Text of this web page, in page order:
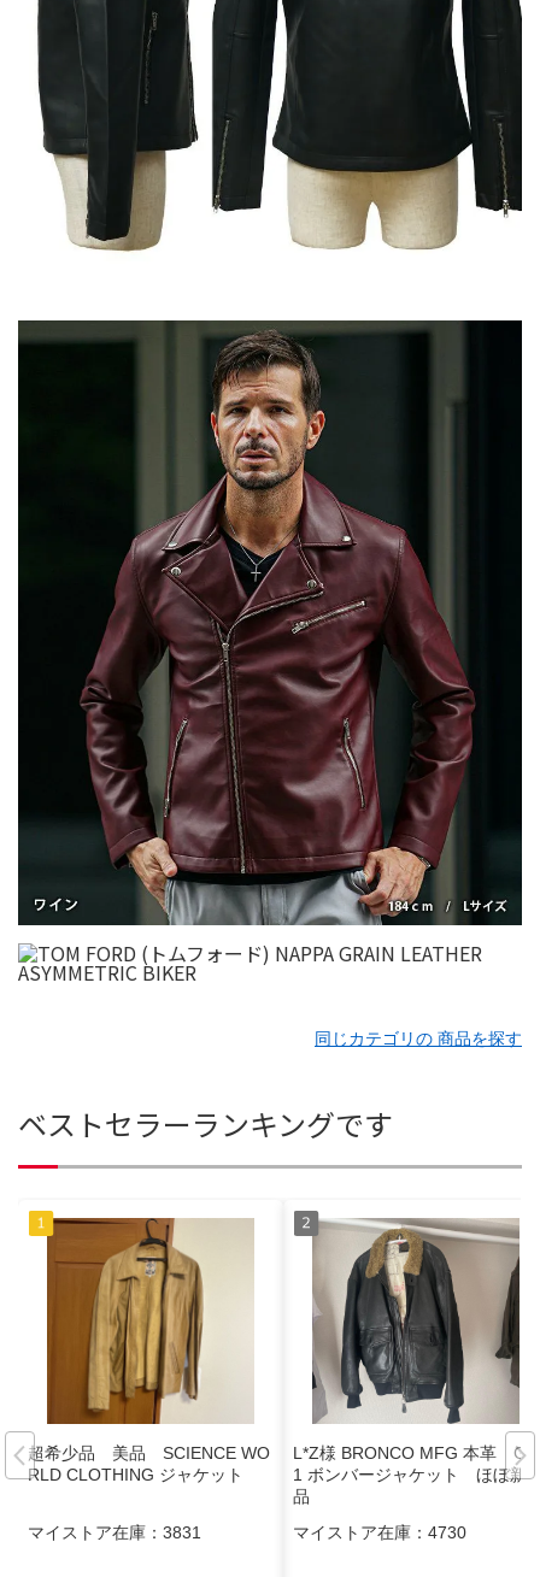
同じカテゴリの 商品を探す
ベストセラーランキングです
超希少品 美品 SCIENCE WO
RLD CLOTHING ジャケット
マイストア在庫： 3831
L*Z様 BRONCO MFG 本革 G-
1 ボンバージャケット ほぼ新
品
マイストア在庫： 4730